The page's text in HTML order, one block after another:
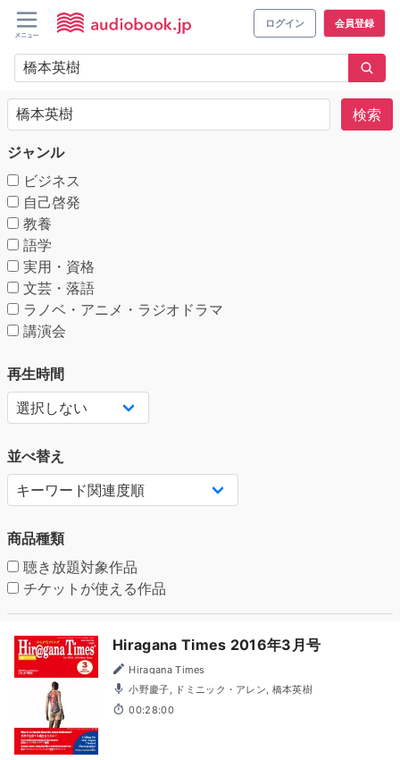
ログイン 会員登録
検索
ジャンル
ビジネス
自己啓発
教養
語学
実用・資格
文芸・落語
ラノベ・アニメ・ラジオドラマ
講演会
再生時間
並べ替え
商品種類
聴き放題対象作品
チケットが使える作品
Hiragana Times 2016年3月号
Hiragana Times
小野慶子, ドミニック・アレン, 橋本英樹
00:28:00